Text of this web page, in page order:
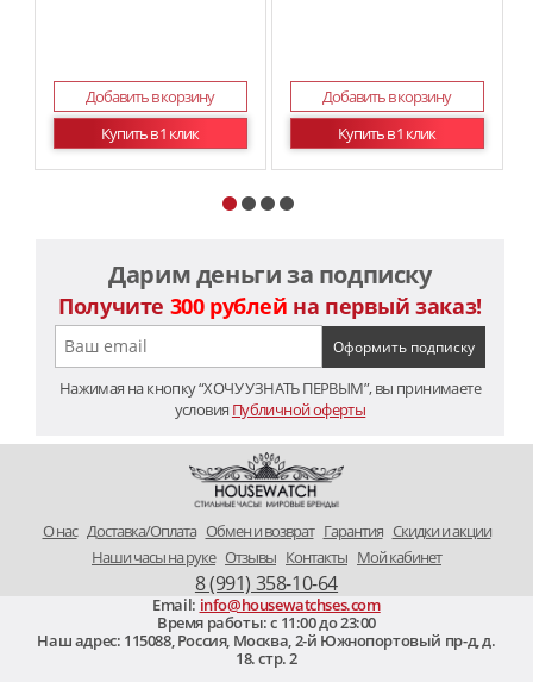
Добавить в корзину
Купить в 1 клик
Добавить в корзину
Купить в 1 клик
Дарим деньги за подписку
Получите 300 рублей на первый заказ!
Нажимая на кнопку “ХОЧУ УЗНАТЬ ПЕРВЫМ”, вы принимаете
условия Публичной оферты
O нас Доставка/Оплата Обмен и возврат Гарантия Скидки и акции
Наши часы на руке Отзывы Контакты Мой кабинет
8 (991) 358-10-64
Email: info@housewatchses.com
Время работы: c 11:00 до 23:00
Наш адрес: 115088, Россия, Москва 2-й Южнопортовый пр-д, д.
18. стр. 2